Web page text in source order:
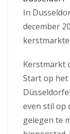
In
december
Kerstmarkt
Start op
even stil op
gelegen te